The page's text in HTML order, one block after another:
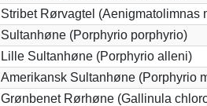
Stribet Rørvagtel (Aenigmatolimnas
Sultanhøne (Porphyrio porphyrio)
Lille Sultanhøne (Porphyrio alleni)
Amerikansk Sultanhøne (Porphyrio
Grønbenet Rørhøne (Gallinula